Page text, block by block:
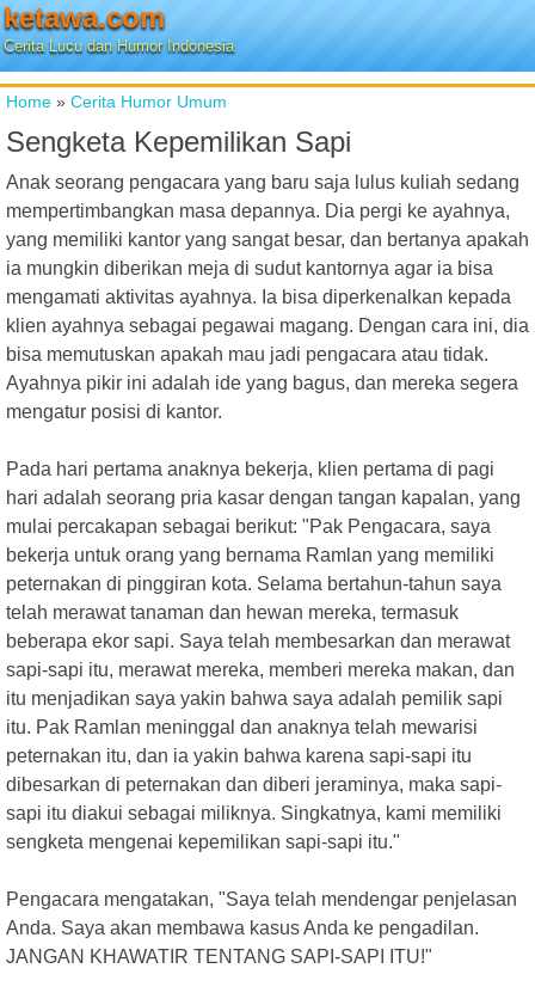
ketawa.com
Cerita Lucu dan Humor Indonesia
Home » Cerita Humor Umum
Sengketa Kepemilikan Sapi
Anak seorang pengacara yang baru saja lulus kuliah sedang
mempertimbangkan masa depannya. Dia pergi ke ayahnya,
yang memiliki kantor yang sangat besar, dan bertanya apakah
ia mungkin diberikan meja di sudut kantornya agar ia bisa
mengamati aktivitas ayahnya. Ia bisa diperkenalkan kepada
klien ayahnya sebagai pegawai magang. Dengan cara ini, dia
bisa memutuskan apakah mau jadi pengacara atau tidak.
Ayahnya pikir ini adalah ide yang bagus, dan mereka segera
mengatur posisi di kantor.
Pada hari pertama anaknya bekerja, klien pertama di pagi
hari adalah seorang pria kasar dengan tangan kapalan, yang
mulai percakapan sebagai berikut: "Pak Pengacara, saya
bekerja untuk orang yang bernama Ramlan yang memiliki
peternakan di pinggiran kota. Selama bertahun-tahun saya
telah merawat tanaman dan hewan mereka, termasuk
beberapa ekor sapi. Saya telah membesarkan dan merawat
sapi-sapi itu, merawat mereka, memberi mereka makan, dan
itu menjadikan saya yakin bahwa saya adalah pemilik sapi
itu. Pak Ramlan meninggal dan anaknya telah mewarisi
peternakan itu, dan ia yakin bahwa karena sapi-sapi itu
dibesarkan di peternakan dan diberi jeraminya, maka sapi-
sapi itu diakui sebagai miliknya. Singkatnya, kami memiliki
sengketa mengenai kepemilikan sapi-sapi itu."
Pengacara mengatakan, "Saya telah mendengar penjelasan
Anda. Saya akan membawa kasus Anda ke pengadilan.
JANGAN KHAWATIR TENTANG SAPI-SAPI ITU!"